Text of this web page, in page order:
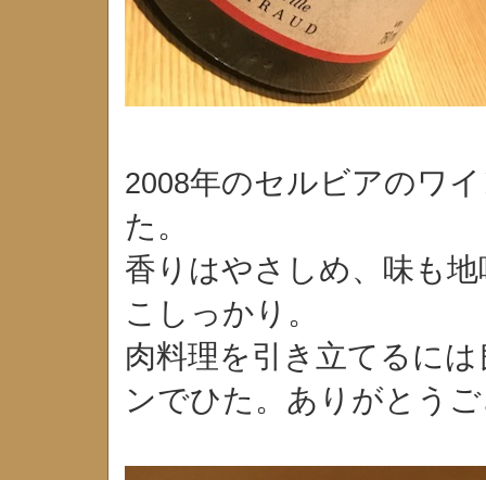
2008年のセルビアのワ
た。
香りはやさしめ、味も
こしっかり。
肉料理を引き立てるに
ンでひた。ありがとう